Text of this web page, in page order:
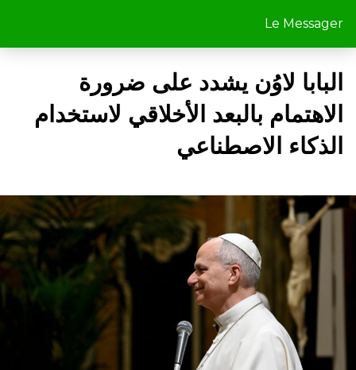
Le Messager
البابا لاوُن يشدد على ضرورة
الاهتمام بالبعد الأخلاقي لاستخدام
الذكاء الاصطناعي